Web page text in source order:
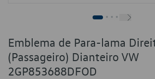
Emblema de Para-lama
(Passageiro) Dianteiro VW
2GP853688DFOD